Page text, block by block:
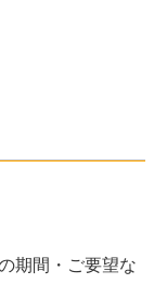
期間・ご要望な